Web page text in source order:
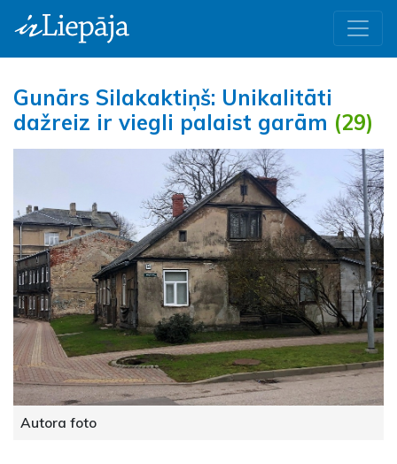
Gunārs Silakaktiņš: Unikalitāti
dažreiz ir viegli palaist garām (29)
Autora foto